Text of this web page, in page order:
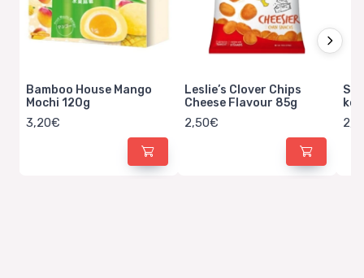
Bamboo House Mango
Mochi 120g
3,20€
Leslie’s Clover Chips
Cheese Flavour 85g
2,50€
Sa